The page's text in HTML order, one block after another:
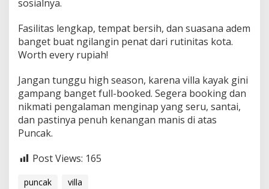
sosialnya.
Fasilitas lengkap, tempat bersih, dan suasana adem
banget buat ngilangin penat dari rutinitas kota.
Worth every rupiah!
Jangan tunggu high season, karena villa kayak gini
gampang banget full-booked. Segera booking dan
nikmati pengalaman menginap yang seru, santai,
dan pastinya penuh kenangan manis di atas
Puncak.
Post Views: 165
puncak
villa